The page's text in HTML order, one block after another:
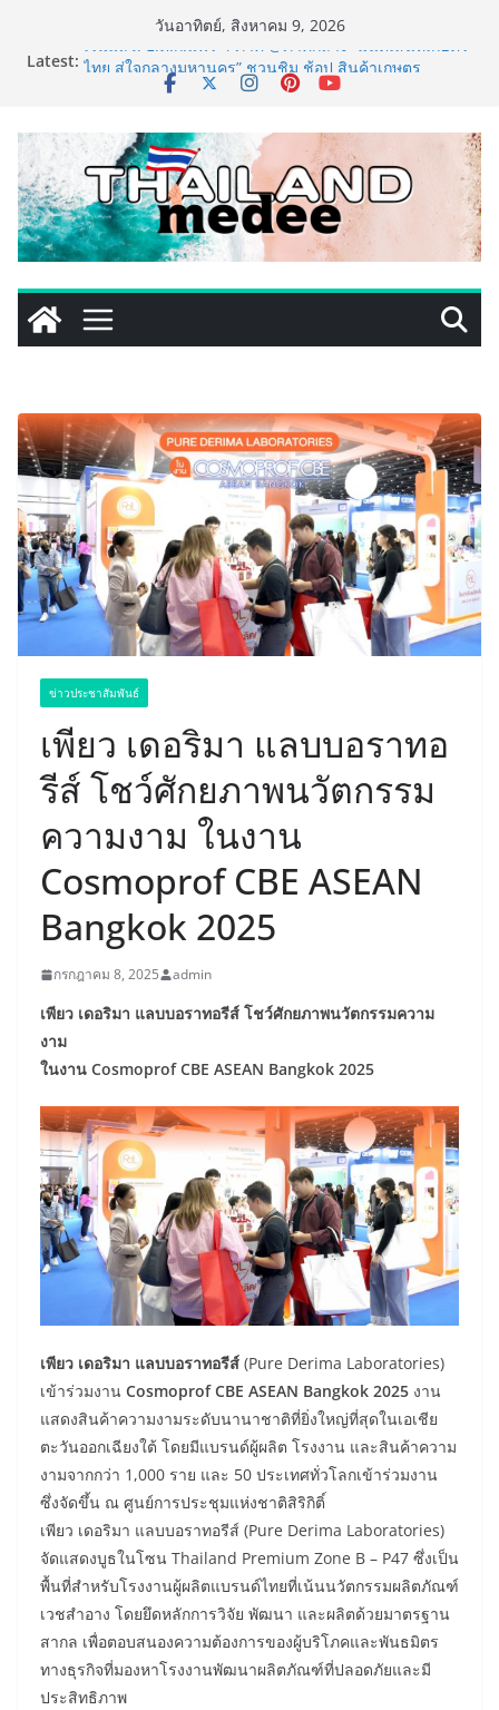
วันอาทิตย์, สิงหาคม 9, 2026
Latest: เริ่มแล้ว! อ.ต.ก.แฟร์ 4 ภาค @ภาคกลาง “มนต์เสน่ห์เกษตร
ไทย สู่ใจกลางมหานคร” ชวนชิม ช้อป สินค้าเกษตร
ททท. ประกาศความสำเร็จ Village to the World Season
5 ผนึก 9 พันธมิตร ขับเคลื่อน ESG Tourism สืบสานพระ
ราชปณิธาน สร้างคุณค่าการท่องเที่ยวไทยอย่างยั่งยืน
เหิงลี่ แมนูแฟคเจอริ่ง เทคโนโลยี (ไทยแลนด์) เปิดโรงงาน
แห่งใหม่ในชลบุรี เดินหน้าขยายฐานการผลิตสู่เอเชียตะวัน
ออกเฉียงใต้ เสริมแกร่งยุทธศาสตร์ระดับโลก
LORDNINE จัดศึกคนดังสายเกม ไทย ปะทะ ฟิลิปปินส์ ใน
“Rise of the Tenth Lord” เปิดสงครามกิลด์ข้ามประเทศ
ฉลองเซิร์ฟเวอร์ใหม่ เฮเลนา
PIPPER STANDARD® เปิดตัวแชมพูอาบน้ำ และ โฟมอาบ
แห้งสัตว์เลี้ยง ชูนวัตกรรมพลังธรรมชาติ “Zero-Residue”
ข่าวประชาสัมพันธ์
เพียว เดอริมา แลบบอราทอ
รีส์ โชว์ศักยภาพนวัตกรรม
ความงาม ในงาน
Cosmoprof CBE ASEAN
Bangkok 2025
กรกฎาคม 8, 2025 admin
เพียว เดอริมา แลบบอราทอรีส์ โชว์ศักยภาพนวัตกรรมความ
งาม
ในงาน Cosmoprof CBE ASEAN Bangkok 2025
เพียว เดอริมา แลบบอราทอรีส์ (Pure Derima Laboratories)
เข้าร่วมงาน Cosmoprof CBE ASEAN Bangkok 2025 งาน
แสดงสินค้าความงามระดับนานาชาติที่ยิ่งใหญ่ที่สุดในเอเชีย
ตะวันออกเฉียงใต้ โดยมีแบรนด์ผู้ผลิต โรงงาน และสินค้าความ
งามจากกว่า 1,000 ราย และ 50 ประเทศทั่วโลกเข้าร่วมงาน
ซึ่งจัดขึ้น ณ ศูนย์การประชุมแห่งชาติสิริกิติ์
เพียว เดอริมา แลบบอราทอรีส์ (Pure Derima Laboratories)
จัดแสดงบูธในโซน Thailand Premium Zone B – P47 ซึ่งเป็น
พื้นที่สำหรับโรงงานผู้ผลิตแบรนด์ไทยที่เน้นนวัตกรรมผลิตภัณฑ์
เวชสำอาง โดยยึดหลักการวิจัย พัฒนา และผลิตด้วยมาตรฐาน
สากล เพื่อตอบสนองความต้องการของผู้บริโภคและพันธมิตร
ทางธุรกิจที่มองหาโรงงานพัฒนาผลิตภัณฑ์ที่ปลอดภัยและมี
ประสิทธิภาพ